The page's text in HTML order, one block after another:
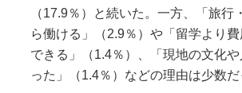
（17.9％）と続いた。一方、「旅行
ら働ける」（2.9％）や「留学より
できる」（1.4％）、「現地の文化
った」（1.4％）などの理由は少数だ